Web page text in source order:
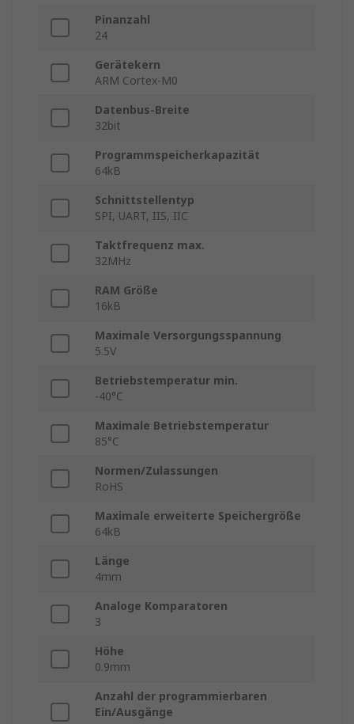
Pinanzahl
24
Gerätekern
ARM Cortex-M0
Datenbus-Breite
32bit
Programmspeicherkapazität
64kB
Schnittstellentyp
SPI, UART, IIS, IIC
Taktfrequenz max.
32MHz
RAM Größe
16kB
Maximale Versorgungsspannung
5.5V
Betriebstemperatur min.
-40°C
Maximale Betriebstemperatur
85°C
Normen/Zulassungen
RoHS
Maximale erweiterte Speichergröße
64kB
Länge
4mm
Analoge Komparatoren
3
Höhe
0.9mm
Anzahl der programmierbaren
Ein/Ausgänge